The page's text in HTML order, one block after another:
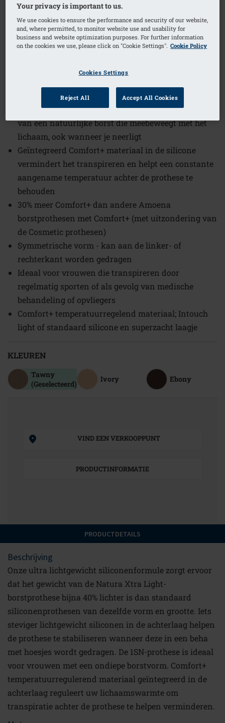
Bestelcode: 400T Natura Xtra Light
Ontworpen om het gevoel en de uitstraling te geven
van een natuurlijke borst die meebeweegt met het
lichaam, ook wanneer je neerligt
Geïntegreerd Comfort+ materiaal in de silicone
vermindert het transpireren en helpt een constante
aangename temperatuur achter de prothese te
behouden
30% meer Comfort+ dan andere Amoena
borstprothesen met Comfort+ (met uitzondering van
de Cosmetic prothesen)
Symmetrische vorm - kan aan de linker- of
rechterkant worden gedragen
Ideaal voor vrouwen die transpireren door
regelmatig sporten of als gevolg van medische
behandeling of opvliegers
Comfort+ temperatuurregelend materiaal; Intouch
light of standaard silicone en superzacht laagje
KLEUREN
Tawny
(Geselecteerd)
Ivory Ebony
VIND EEN VERKOOPPUNT
PRODUCTINFORMATIE
PRODUCTDETAILS
Beschrijving
Onze ultra lichtgewicht siliconenformule zorgt ervoor
dat het gewicht van de Natura Xtra Light-
borstprothese bijna 40% lichter is dan standaard
siliconenprothesen van dezelfde vorm en grootte. Iets
steviger lichtgewicht siliconen in de achterlaag helpen
de prothese te stabiliseren wanneer deze in een beha
met hoesjes wordt gedragen. De 1SN-prothese is ideaal
voor vrouwen met een ondiepe borstvorm. Comfort+
temperatuurregulerend materiaal geïntegreerd in de
achterlaag reguleert uw lichaamswarmte om
transpiratie achter de prothese te helpen verminderen.
Your privacy is important to us.
We use cookies to ensure the performance and security of our website,
and, where permitted, to monitor website use and usability for
business and website optimization purposes. For further information
on the cookies we use, please click on "Cookie Settings". Cookie Policy
Cookies Settings
Reject All Accept All Cookies